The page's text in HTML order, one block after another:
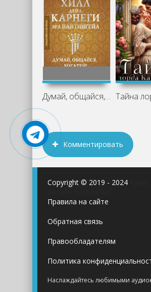
Думай, общайся, богатей! 6 бестселлеров
Комментировать
Copyright © 2019 - 2024
Правила на сайте
Обратная связь
Правообладателям
Политика
Наслаждайтесь любимыми